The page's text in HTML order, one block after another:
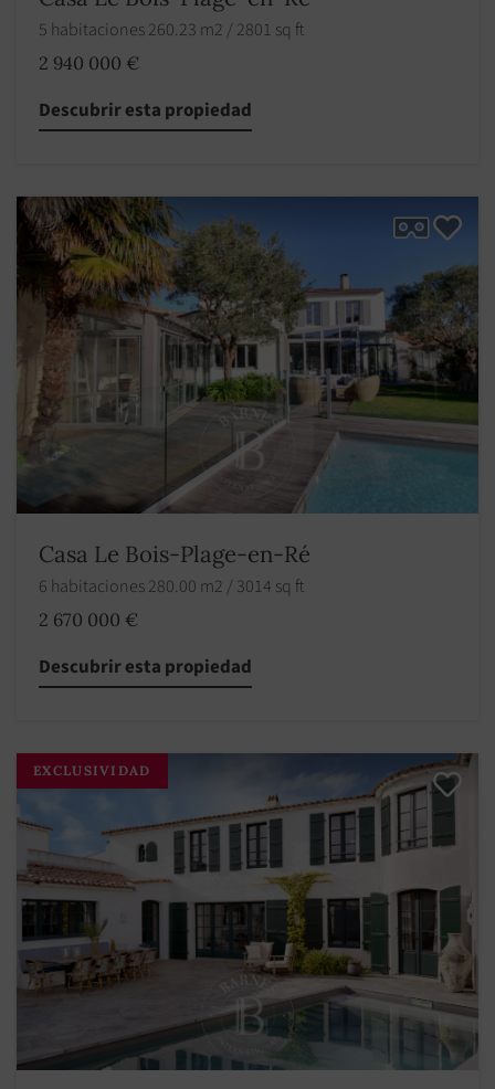
5 habitaciones 260.23 m2 / 2801 sq ft
2 940 000 €
Descubrir esta propiedad
Casa Le Bois-Plage-en-Ré
6 habitaciones 280.00 m2 / 3014 sq ft
2 670 000 €
Descubrir esta propiedad
EXCLUSIVIDAD